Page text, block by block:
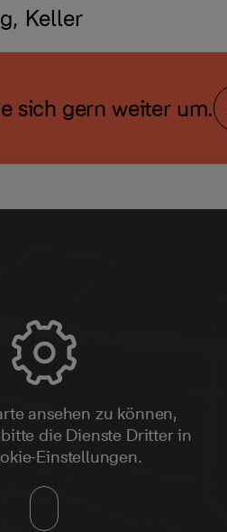
Keller
sich gern weiter um.
ansehen zu können,
die Dienste Dritter in
Einstellungen.